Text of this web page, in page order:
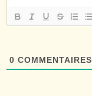
0 COMMENTAIRES